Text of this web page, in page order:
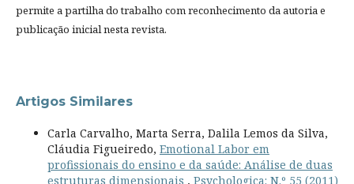
permite a partilha do trabalho com reconhecimento da autoria e
publicação inicial nesta revista.
Artigos Similares
Carla Carvalho, Marta Serra, Dalila Lemos da Silva,
Cláudia Figueiredo, Emotional Labor em
profissionais do ensino e da saúde: Análise de duas
estruturas dimensionais , Psychologica: N.º 55 (2011)